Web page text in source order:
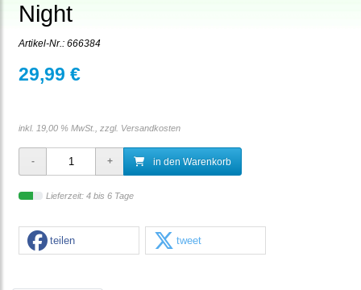
Night
Artikel-Nr.: 666384
29,99 €
inkl. 19,00 % MwSt., zzgl. Versandkosten
in den Warenkorb
Lieferzeit: 4 bis 6 Tage
teilen tweet